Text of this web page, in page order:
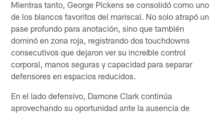
Mientras tanto, George Pickens se consolidó como uno
de los blancos favoritos del mariscal. No solo atrapó un
pase profundo para anotación, sino que también
dominó en zona roja, registrando dos touchdowns
consecutivos que dejaron ver su increíble control
corporal, manos seguras y capacidad para separar
defensores en espacios reducidos.
En el lado defensivo, Damone Clark continúa
aprovechando su oportunidad ante la ausencia de